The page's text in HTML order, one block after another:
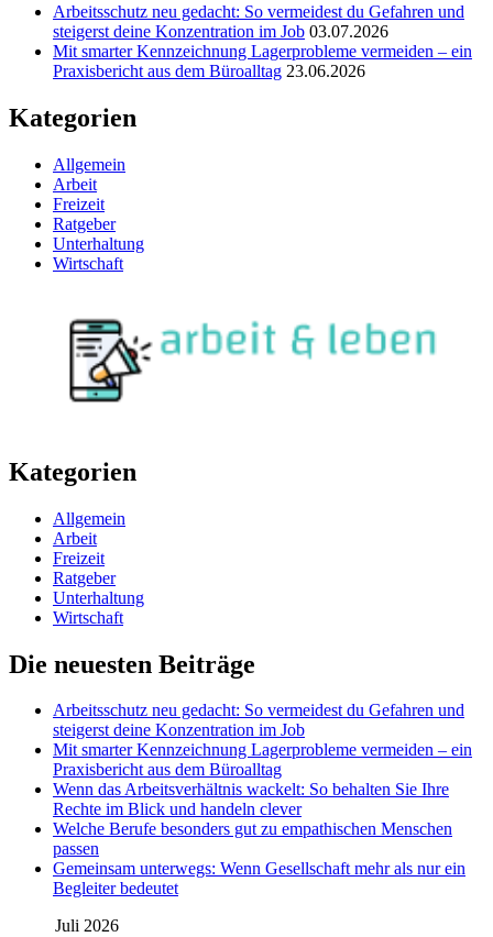
Arbeitsschutz neu gedacht: So vermeidest du Gefahren und
steigerst deine Konzentration im Job 03.07.2026
Mit smarter Kennzeichnung Lagerprobleme vermeiden – ein
Praxisbericht aus dem Büroalltag 23.06.2026
Kategorien
Allgemein
Arbeit
Freizeit
Ratgeber
Unterhaltung
Wirtschaft
Kategorien
Allgemein
Arbeit
Freizeit
Ratgeber
Unterhaltung
Wirtschaft
Die neuesten Beiträge
Arbeitsschutz neu gedacht: So vermeidest du Gefahren und
steigerst deine Konzentration im Job
Mit smarter Kennzeichnung Lagerprobleme vermeiden – ein
Praxisbericht aus dem Büroalltag
Wenn das Arbeitsverhältnis wackelt: So behalten Sie Ihre
Rechte im Blick und handeln clever
Welche Berufe besonders gut zu empathischen Menschen
passen
Gemeinsam unterwegs: Wenn Gesellschaft mehr als nur ein
Begleiter bedeutet
Juli 2026